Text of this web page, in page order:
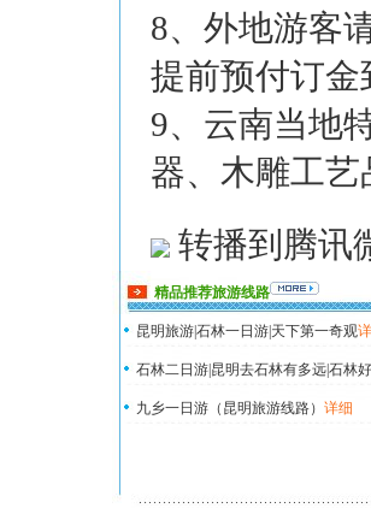
8、外地游客
提前预付订
9、云南当地
器、木雕工
转播到腾讯
精品推荐旅游线路
昆明旅游|石林一日游|天下第一奇观
石林二日游|昆明去石林有多远|石林
详细
九乡一日游（昆明旅游线路）